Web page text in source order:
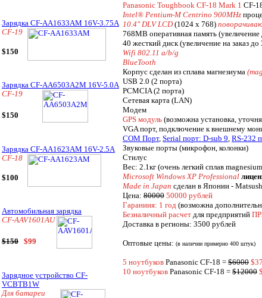
Зарядка CF-AA1633AM 16V-3.75A
CF-19
$150
Зарядка CF-AA6503A2M 16V-5.0A
CF-19
$150
Зарядка CF-AA1623AM 16V-2.5A
CF-18
$100
Автомобильная зарядка
CF-AAV1601AU
$150 $99
Зарядное устройство CF-
VCBTB1W
Для батареи
Panasonic Toughbook CF-18 Mark 1 CF-
Intel® Pentium-M Centrino 900MHz
10.4" DLV LCD(1024 x 768)
768MB оперативная память
40 жесткий диск (увеличение на заказ
Wifi 802.11 a/b/g
BlueTooth
Корпус сделан из сплава магнезиума
USB 2.0 (2 порта)
PCMCIA (2 порта)
Сетевая карта (LAN)
Модем
GPS модуль (возможна установка,
VGA порт, подключение к внешнему
COM Порт, Serial порт: D-sub 9, RS-232
Звуковые порты (микрофон, колонки)
Стилус
Вес: 2.1кг (очень легкий сплав
Microsoft Windows XP Professional
Made in Japan сделан в Японии -
Цена: 80000 50000 рублей
Гараниия: 1 год (возможна
Безналичный расчет для предприятий
Доставка в регионы: 3500 рублей
Оптовые цены: (в наличии примерно 400 штук)
5 ноутбуков Panasonic CF-18 = $6000
10 ноутбуков Panasonic CF-18 = $12000